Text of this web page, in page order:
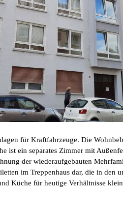
für Kraftfahrzeuge. Die
ist ein separates Zimmer mit
der wiederaufgebauten
im Treppenhaus dar, die in den
Küche für heutige Verhältnisse